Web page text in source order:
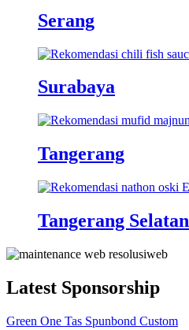
Serang
Surabaya
Tangerang
Tangerang Selatan
Latest Sponsorship
Green One Tas Spunbond Custom